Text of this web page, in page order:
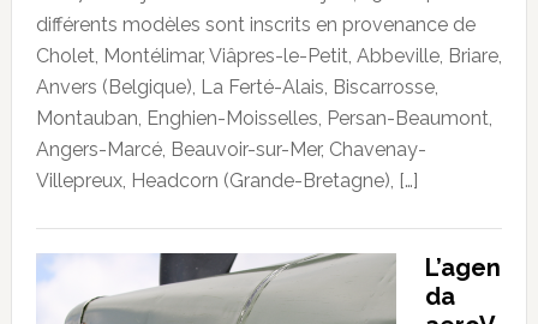
différents modèles sont inscrits en provenance de
Cholet, Montélimar, Viâpres-le-Petit, Abbeville, Briare,
Anvers (Belgique), La Ferté-Alais, Biscarrosse,
Montauban, Enghien-Moisselles, Persan-Beaumont,
Angers-Marcé, Beauvoir-sur-Mer, Chavenay-
Villepreux, Headcorn (Grande-Bretagne), […]
L’agen
da